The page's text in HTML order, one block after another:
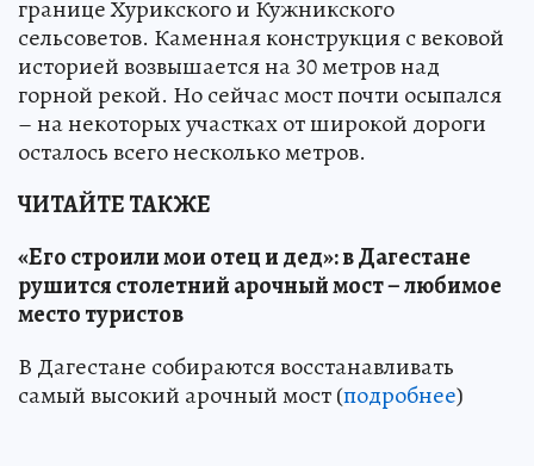
границе Хурикского и Кужникского
сельсоветов. Каменная конструкция с вековой
историей возвышается на 30 метров над
горной рекой. Но сейчас мост почти осыпался
– на некоторых участках от широкой дороги
осталось всего несколько метров.
ЧИТАЙТЕ ТАКЖЕ
«Его строили мои отец и дед»: в Дагестане
рушится столетний арочный мост – любимое
место туристов
В Дагестане собираются восстанавливать
самый высокий арочный мост (подробнее)